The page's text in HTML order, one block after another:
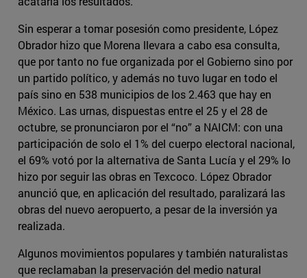
Sin esperar a tomar posesión como presidente, López
Obrador hizo que Morena llevara a cabo esa consulta,
que por tanto no fue organizada por el Gobierno sino por
un partido político, y además no tuvo lugar en todo el
país sino en 538 municipios de los 2.463 que hay en
México. Las urnas, dispuestas entre el 25 y el 28 de
octubre, se pronunciaron por el “no” a NAICM: con una
participación de solo el 1% del cuerpo electoral nacional,
el 69% votó por la alternativa de Santa Lucía y el 29% lo
hizo por seguir las obras en Texcoco. López Obrador
anunció que, en aplicación del resultado, paralizará las
obras del nuevo aeropuerto, a pesar de la inversión ya
realizada.
Algunos movimientos populares y también naturalistas
que reclamaban la preservación del medio natural